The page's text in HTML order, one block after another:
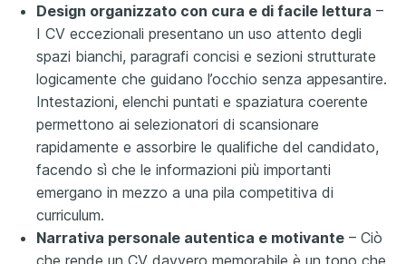
Design organizzato con cura e di facile lettura –
I CV eccezionali presentano un uso attento degli
spazi bianchi, paragrafi concisi e sezioni strutturate
logicamente che guidano l’occhio senza appesantire.
Intestazioni, elenchi puntati e spaziatura coerente
permettono ai selezionatori di scansionare
rapidamente e assorbire le qualifiche del candidato,
facendo sì che le informazioni più importanti
emergano in mezzo a una pila competitiva di
curriculum.
Narrativa personale autentica e motivante – Ciò
che rende un CV davvero memorabile è un tono che